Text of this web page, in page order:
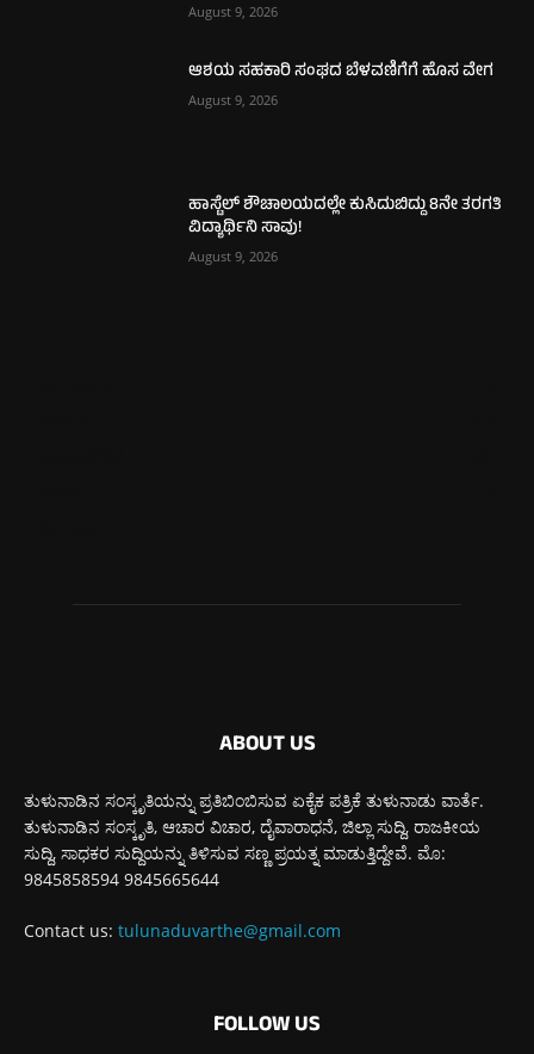
August 9, 2026
ಆಶಯ ಸಹಕಾರಿ ಸಂಘದ ಬೆಳವಣಿಗೆಗೆ ಹೊಸ ವೇಗ
August 9, 2026
ಹಾಸ್ಟೆಲ್ ಶೌಚಾಲಯದಲ್ಲೇ ಕುಸಿದುಬಿದ್ದು 8ನೇ ತರಗತಿ
ವಿದ್ಯಾರ್ಥಿನಿ ಸಾವು!
August 9, 2026
ABOUT US
ತುಳುನಾಡಿನ ಸಂಸ್ಕೃತಿಯನ್ನು ಪ್ರತಿಬಿಂಬಿಸುವ ಏಕೈಕ ಪತ್ರಿಕೆ ತುಳುನಾಡು ವಾರ್ತೆ.
ತುಳುನಾಡಿನ ಸಂಸ್ಕೃತಿ, ಆಚಾರ ವಿಚಾರ, ದೈವಾರಾಧನೆ, ಜಿಲ್ಲಾ ಸುದ್ದಿ, ರಾಜಕೀಯ
ಸುದ್ದಿ, ಸಾಧಕರ ಸುದ್ದಿಯನ್ನು ತಿಳಿಸುವ ಸಣ್ಣ ಪ್ರಯತ್ನ ಮಾಡುತ್ತಿದ್ದೇವೆ. ಮೊ:
9845858594 9845665644
Contact us: tulunaduvarthe@gmail.com
FOLLOW US